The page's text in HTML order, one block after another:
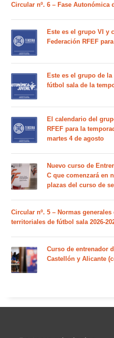
Circular nº. 6 – Fase Autonómica
Este es el grupo VI y
Federación RFEF
Este es el grupo de
fútbol sala de la
El calendario del
RFEF para la
martes 4 de agosto
Nuevo curso de
C que comenzará en
plazas del curso de
Circular nº. 5 – Normas
territoriales de fútbol sala 2026-
Curso de entrenador
Castellón y Alicante